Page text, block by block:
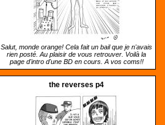
Salut, monde orange! Cela fait un bail que je n'avais
rien posté. Au plaisir de vous retrouver. Voilà la
page d'intro d'une BD en cours. A vos coms!!
the reverses p4